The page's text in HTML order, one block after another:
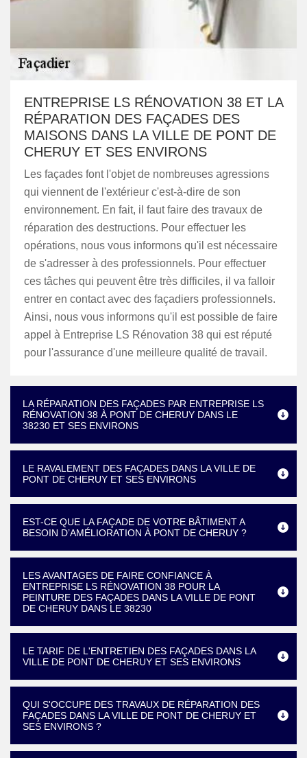
ENTREPRISE LS RÉNOVATION 38 ET LA
RÉPARATION DES FAÇADES DES
MAISONS DANS LA VILLE DE PONT DE
CHERUY ET SES ENVIRONS
Les façades font l'objet de nombreuses agressions
qui viennent de l'extérieur c'est-à-dire de son
environnement. En fait, il faut faire des travaux de
réparation des destructions. Pour effectuer les
opérations, nous vous informons qu'il est nécessaire
de s'adresser à des professionnels. Pour effectuer
ces tâches qui peuvent être très difficiles, il va falloir
entrer en contact avec des façadiers professionnels.
Ainsi, nous vous informons qu'il est possible de faire
appel à Entreprise LS Rénovation 38 qui est réputé
pour l'assurance d'une meilleure qualité de travail.
LA RÉPARATION DES FAÇADES PAR ENTREPRISE LS
RÉNOVATION 38 À PONT DE CHERUY DANS LE
38230 ET SES ENVIRONS
LE RAVALEMENT DES FAÇADES DANS LA VILLE DE
PONT DE CHERUY ET SES ENVIRONS
EST-CE QUE LA FAÇADE DE VOTRE BÂTIMENT A
BESOIN D’AMÉLIORATION À PONT DE CHERUY ?
LES AVANTAGES DE FAIRE CONFIANCE À
ENTREPRISE LS RÉNOVATION 38 POUR LA
PEINTURE DES FAÇADES DANS LA VILLE DE PONT
DE CHERUY DANS LE 38230
LE TARIF DE L'ENTRETIEN DES FAÇADES DANS LA
VILLE DE PONT DE CHERUY ET SES ENVIRONS
QUI S'OCCUPE DES TRAVAUX DE RÉPARATION DES
FAÇADES DANS LA VILLE DE PONT DE CHERUY ET
SES ENVIRONS ?